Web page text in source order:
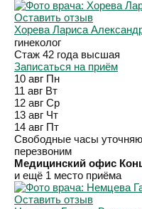
Оставить отзыв
Хорева Лариса
гинеколог
Стаж 42 года высшая
Записаться на приём
10 авг Пн
11 авг Вт
12 авг Ср
13 авг Чт
14 авг Пт
Свободные часы
перезвоним
Медицинский офис
и ещё 1 место приёма
Оставить отзыв